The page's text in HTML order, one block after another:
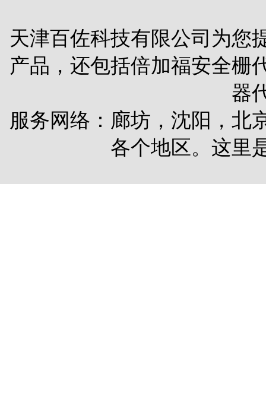
天津百佐科技有限公司为您
产品，还包括倍加福安全栅
器
服务网络：廊坊，沈阳，北
各个地区。这里